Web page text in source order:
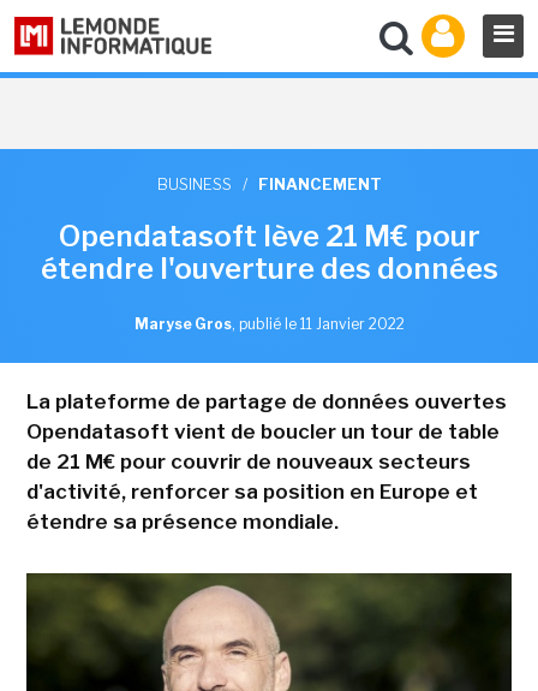
BUSINESS / FINANCEMENT
Opendatasoft lève 21 M€ pour
étendre l'ouverture des données
Maryse Gros, publié le 11 Janvier 2022
La plateforme de partage de données ouvertes
Opendatasoft vient de boucler un tour de table
de 21 M€ pour couvrir de nouveaux secteurs
d'activité, renforcer sa position en Europe et
étendre sa présence mondiale.